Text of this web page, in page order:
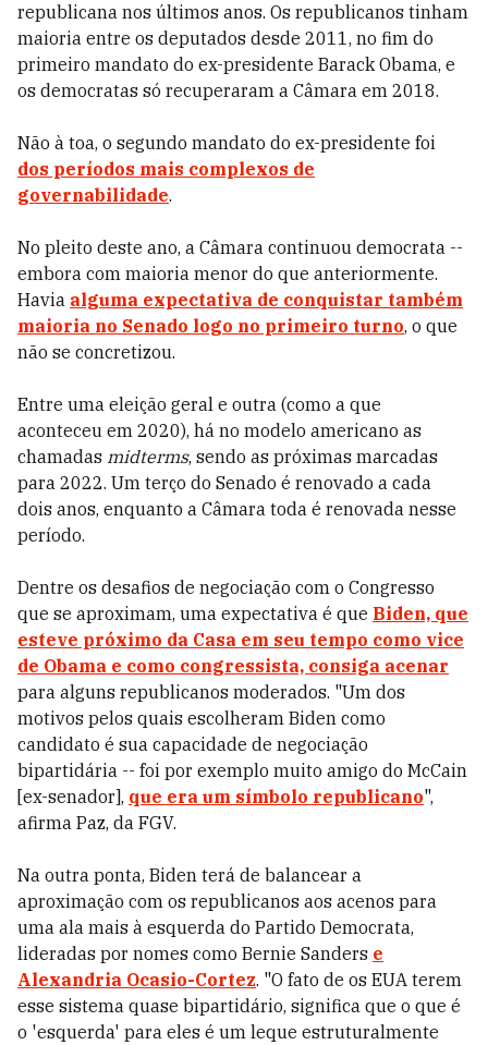
republicana nos últimos anos. Os republicanos tinham
maioria entre os deputados desde 2011, no fim do
primeiro mandato do ex-presidente Barack Obama, e
os democratas só recuperaram a Câmara em 2018.
Não à toa, o segundo mandato do ex-presidente foi
dos períodos mais complexos de
governabilidade.
No pleito deste ano, a Câmara continuou democrata --
embora com maioria menor do que anteriormente.
Havia alguma expectativa de conquistar também
maioria no Senado logo no primeiro turno, o que
não se concretizou.
Entre uma eleição geral e outra (como a que
aconteceu em 2020), há no modelo americano as
chamadas midterms, sendo as próximas marcadas
para 2022. Um terço do Senado é renovado a cada
dois anos, enquanto a Câmara toda é renovada nesse
período.
Dentre os desafios de negociação com o Congresso
que se aproximam, uma expectativa é que Biden, que
esteve próximo da Casa em seu tempo como vice
de Obama e como congressista, consiga acenar
para alguns republicanos moderados. "Um dos
motivos pelos quais escolheram Biden como
candidato é sua capacidade de negociação
bipartidária -- foi por exemplo muito amigo do McCain
[ex-senador], que era um símbolo republicano",
afirma Paz, da FGV.
Na outra ponta, Biden terá de balancear a
aproximação com os republicanos aos acenos para
uma ala mais à esquerda do Partido Democrata,
lideradas por nomes como Bernie Sanders e
Alexandria Ocasio-Cortez. "O fato de os EUA terem
esse sistema quase bipartidário, significa que o que é
o 'esquerda' para eles é um leque estruturalmente